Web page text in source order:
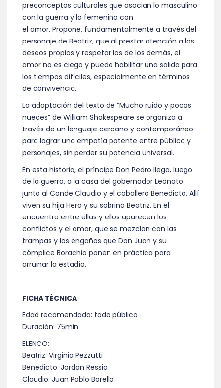
preconceptos culturales que asocian lo masculino
con la guerra y lo femenino con
el amor. Propone, fundamentalmente a través del
personaje de Beatriz, que al prestar atención a los
deseos propios y respetar los de los demás, el
amor no es ciego y puede habilitar una salida para
los tiempos difíciles, especialmente en términos
de convivencia.
La adaptación del texto de “Mucho ruido y pocas
nueces” de William Shakespeare se organiza a
través de un lenguaje cercano y contemporáneo
para lograr una empatía potente entre público y
personajes, sin perder su potencia universal.
En esta historia, el príncipe Don Pedro llega, luego
de la guerra, a la casa del gobernador Leonato
junto al Conde Claudio y el caballero Benedicto. Allí
viven su hija Hero y su sobrina Beatriz. En el
encuentro entre ellas y ellos aparecen los
conflictos y el amor, que se mezclan con las
trampas y los engaños que Don Juan y su
cómplice Borachio ponen en práctica para
arruinar la estadía.
FICHA TÉCNICA
Edad recomendada: todo público
Duración: 75min
ELENCO:
Beatriz: Virginia Pezzutti
Benedicto: Jordan Ressia
Claudio: Juan Pablo Borello